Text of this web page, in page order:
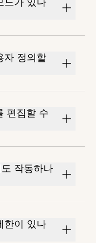
자 정의할
편집할 수
작동하나
한이 있나